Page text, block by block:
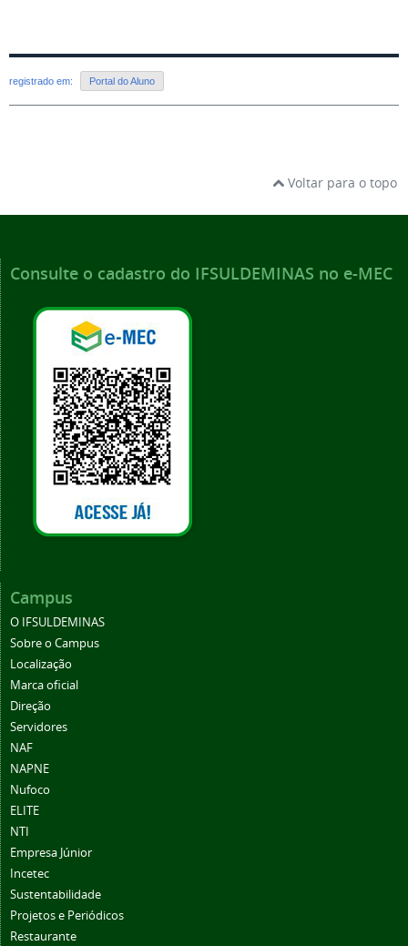
registrado em: Portal do Aluno
Voltar para o topo
Consulte o cadastro do IFSULDEMINAS no e-MEC
Campus
O IFSULDEMINAS
Sobre o Campus
Localização
Marca oficial
Direção
Servidores
NAF
NAPNE
Nufoco
ELITE
NTI
Empresa Júnior
Incetec
Sustentabilidade
Projetos e Periódicos
Restaurante